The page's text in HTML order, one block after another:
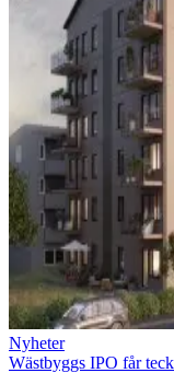
Nyheter
Wästbyggs IPO får